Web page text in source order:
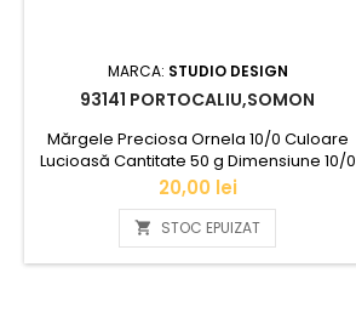
MARCA: STUDIO DESIGN
93141 PORTOCALIU,SOMON
Mărgele Preciosa Ornela 10/0 Culoare
Lucioasă Cantitate 50 g Dimensiune 10/0
(2,3mm)
Pret
20,00 lei
 STOC EPUIZAT